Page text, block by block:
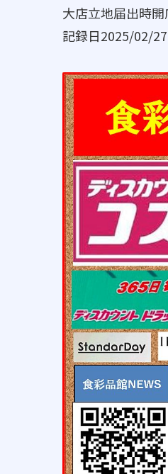
大店立地届出時
記録日2025/02/